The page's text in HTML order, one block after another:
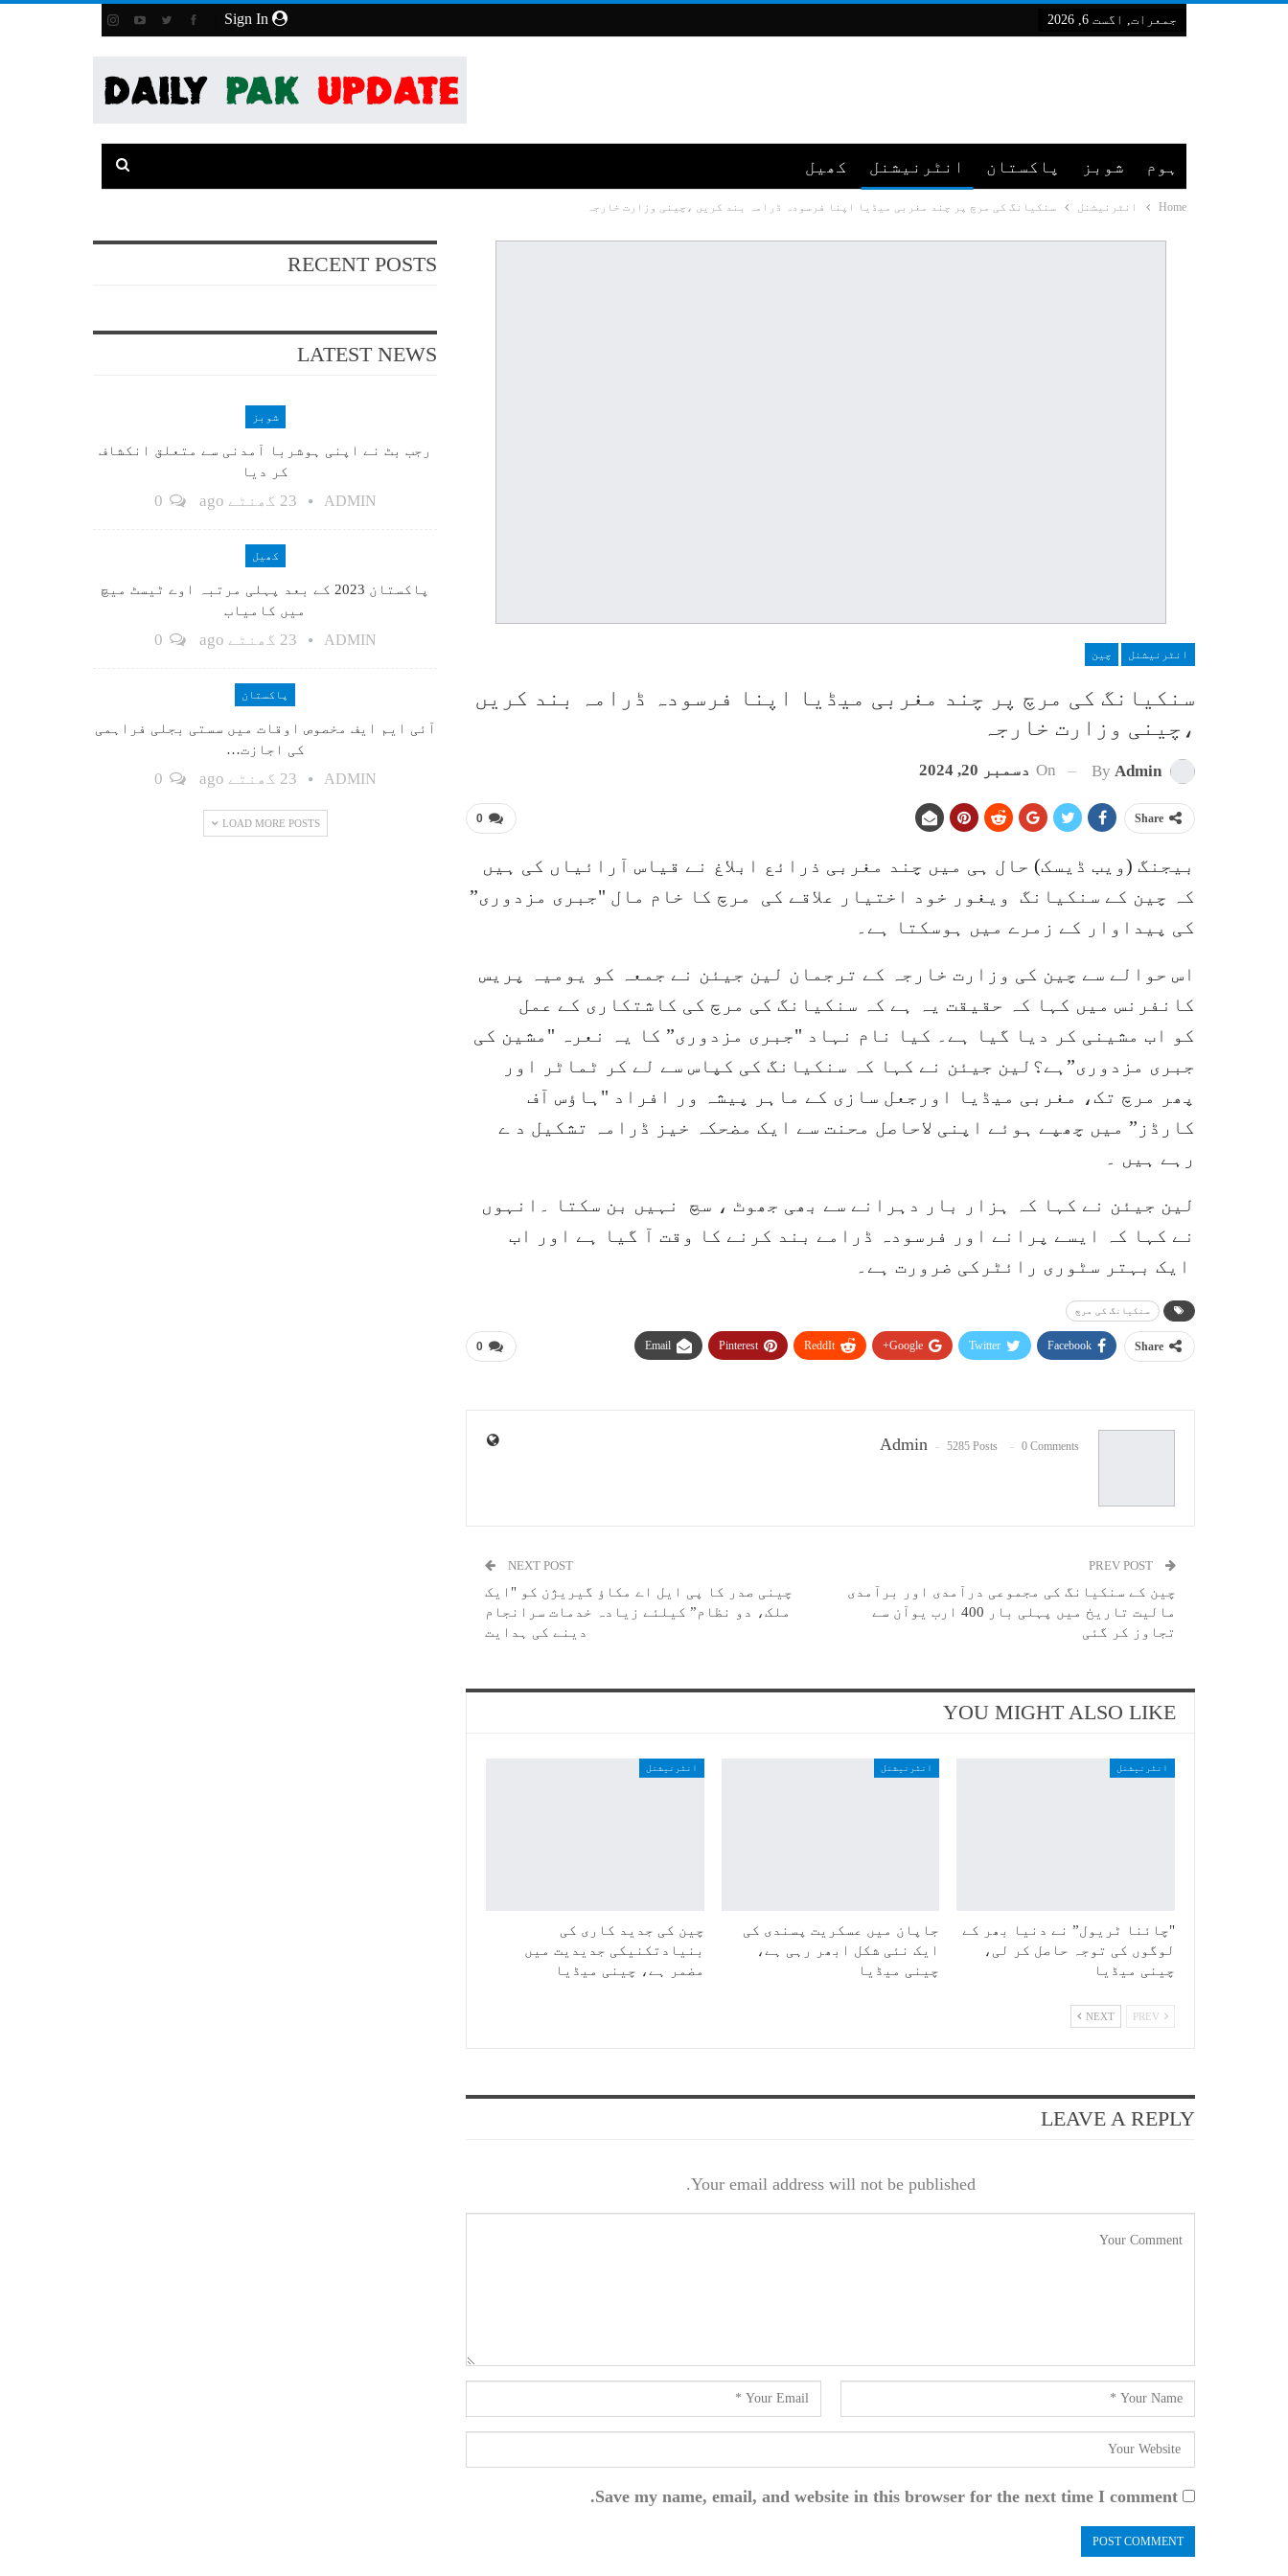
جمعرات, اگست 6, 2026
ہوم شوبز پاکستان انٹرنیشنل کھیل
Home انٹرنیشنل سنکیانگ کی مرچ پر چند مغربی میڈیا اپنا فرسودہ ڈرامہ بند کریں ،چینی وزارت خارجہ
انٹرنیشنل چین
سنکیانگ کی مرچ پر چند مغربی میڈیا اپنا فرسودہ ڈرامہ بند کریں
،چینی وزارت خارجہ
By Admin
On دسمبر 20, 2024
0 Share
بیجنگ (ویب ڈیسک) حال ہی میں چند مغربی ذرائع ابلاغ نے قیاس آرائیاں کی ہیں
کہ چین کے سنکیانگ ویغور خود اختیار علاقے کی مرچ کا خام مال "جبری مزدوری”
کی پیداوار کے زمرے میں ہوسکتا ہے۔
اس حوالے سے چین کی وزارت خارجہ کے ترجمان لین جیئن نے جمعہ کو یومیہ پریس
کانفرنس میں کہا کہ حقیقت یہ ہے کہ سنکیانگ کی مرچ کی کاشتکاری کے عمل
کو اب مشینی کر دیا گیا ہے۔ کیا نام نہاد "جبری مزدوری” کا یہ نعرہ "مشین کی
جبری مزدوری”ہے؟لین جیئن نے کہا کہ سنکیانگ کی کپاس سے لے کر ٹماٹر اور
پھر مرچ تک، مغربی میڈیا اورجعل سازی کے ماہر پیشہ ور افراد "ہاؤس آف
کارڈز” میں چھپے ہوئے اپنی لاحاصل محنت سے ایک مضحکہ خیز ڈرامہ تشکیل د ے
رہے ہیں ۔
لین جیئن نے کہا کہ ہزار بار دہرانے سے بھی جھوٹ ، سچ نہیں بن سکتا ۔انہوں
نے کہا کہ ایسے پرانے اور فرسودہ ڈرامے بند کرنے کا وقت آ گیا ہے اور اب
ایک بہتر سٹوری رائٹرکی ضرورت ہے۔
سنکیانگ کی مرچ
0 Share
Facebook
Twitter
Google+
ReddIt
Pinterest
Email
Admin 5285 Posts 0 Comments
چین کے سنکیانگ کی مجموعی درآمدی اور برآمدی
مالیت تاریخ میں پہلی بار 400 ارب یوآن سے
تجاوز کر گئی
NEXT POST
چینی صدر کا پی ایل اے مکاؤ گیریژن کو "ایک
ملک، دو نظام” کیلئے زیادہ خدمات سرانجام
دینے کی ہدایت
YOU MIGHT ALSO LIKE
انٹرنیشنل
"چائنا ٹریول” نے دنیا بھر کے
لوگوں کی توجہ حاصل کر لی،
چینی میڈیا
انٹرنیشنل
جاپان میں عسکریت پسندی کی
ایک نئی شکل ابھر رہی ہے،
چینی میڈیا
انٹرنیشنل
چین کی جدید کاری کی
بنیادتکنیکی جدیدیت میں
مضمر ہے، چینی میڈیا
NEXT
LEAVE A REPLY
Your email address will not be published.
Save my name, email, and website in this browser for the next time I comment.
RECENT POSTS
LATEST NEWS
شوبز
رجب بٹ نے اپنی ہوشربا آمدنی سے متعلق انکشاف
کر دیا
ADMIN 23 گھنٹے ago
کھیل
پاکستان 2023 کے بعد پہلی مرتبہ اوے ٹیسٹ میچ
میں کامیاب
ADMIN 23 گھنٹے ago
پاکستان
آئی ایم ایف مخصوص اوقات میں سستی بجلی فراہمی
کی اجازت…
ADMIN 23 گھنٹے ago
LOAD MORE POSTS